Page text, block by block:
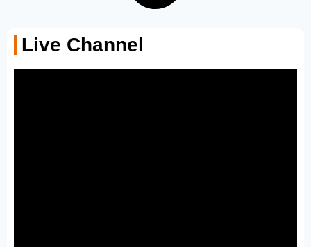
Live Channel